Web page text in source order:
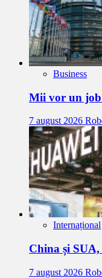
Business
Mii vor un
7 august 2026
Internațional
China și
7 august 2026